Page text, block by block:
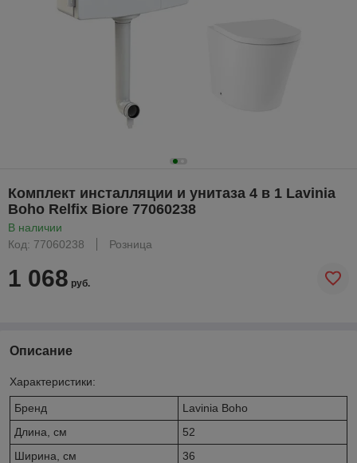
Комплект инсталляции и унитаза 4 в 1 Lavinia
Boho Relfix Biore 77060238
В наличии
Код: 77060238
Розница
1 068 руб.
Описание
Характеристики:
Бренд
Lavinia Boho
Длина, см
52
Ширина, см
36